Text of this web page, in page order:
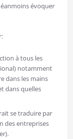
évoquer
à tous les
notamment
dans les mains
dans quelles
se traduire par
des entreprises